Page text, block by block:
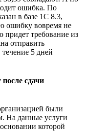
ошибка. По
в базе 1С 8.3,
ошибку вовремя не
придет требование из
отправить
5 дней
сдачи
были
На данные услуги
которой